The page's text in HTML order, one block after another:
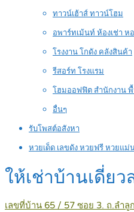
ทาวน์เฮ้าส์ ทาวน์โฮม
อพาร์ทเม้นท์ ห้องเช่า ห
โรงงาน โกดัง คลังสินค้า
รีสอร์ท โรงแรม
โฮมออฟฟิต สำนักงาน
อื่นๆ
รับโพสต์อสังหา
หวยเด็ด เลขดัง หวยฟรี หวยแม่
ให้เช่าบ้านเดี่ย
เลขที่บ้าน 65 / 57 ซอย 3. ถ.ลำ